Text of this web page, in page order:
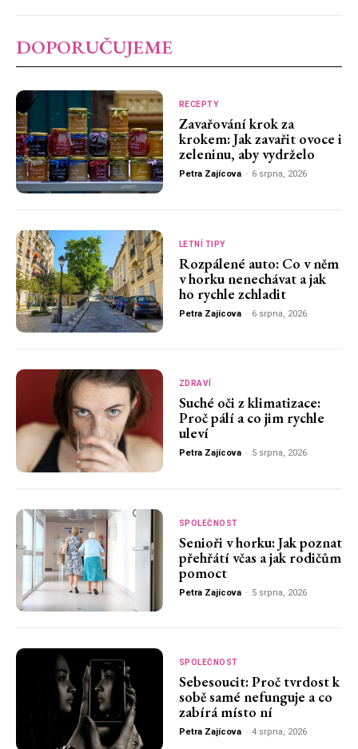
DOPORUČUJEME
RECEPTY
Zavařování krok za
krokem: Jak zavařit ovoce i
zeleninu, aby vydrželo
Petra Zajícova - 6 srpna, 2026
LETNÍ TIPY
Rozpálené auto: Co v něm
v horku nenechávat a jak
ho rychle zchladit
Petra Zajícova - 6 srpna, 2026
ZDRAVÍ
Suché oči z klimatizace:
Proč pálí a co jim rychle
uleví
Petra Zajícova - 5 srpna, 2026
SPOLEČNOST
Senioři v horku: Jak poznat
přehřátí včas a jak rodičům
pomoct
Petra Zajícova - 5 srpna, 2026
SPOLEČNOST
Sebesoucit: Proč tvrdost k
sobě samé nefunguje a co
zabírá místo ní
Petra Zajícova - 4 srpna, 2026